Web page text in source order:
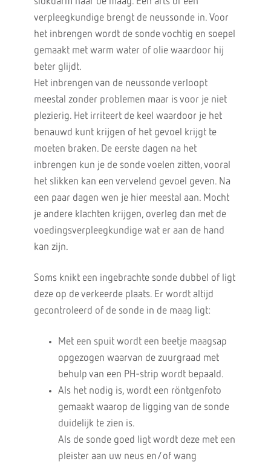
verpleegkundige brengt de neussonde in. Voor
het inbrengen wordt de sonde vochtig en soepel
gemaakt met warm water of olie waardoor hij
beter glijdt.
Het inbrengen van de neussonde verloopt
meestal zonder problemen maar is voor je niet
plezierig. Het irriteert de keel waardoor je het
benauwd kunt krijgen of het gevoel krijgt te
moeten braken. De eerste dagen na het
inbrengen kun je de sonde voelen zitten, vooral
het slikken kan een vervelend gevoel geven. Na
een paar dagen wen je hier meestal aan. Mocht
je andere klachten krijgen, overleg dan met de
voedingsverpleegkundige wat er aan de hand
kan zijn.
Soms knikt een ingebrachte sonde dubbel of ligt
deze op de verkeerde plaats. Er wordt altijd
gecontroleerd of de sonde in de maag ligt:
Met een spuit wordt een beetje maagsap
opgezogen waarvan de zuurgraad met
behulp van een PH-strip wordt bepaald.
Als het nodig is, wordt een röntgenfoto
gemaakt waarop de ligging van de sonde
duidelijk te zien is.
Als de sonde goed ligt wordt deze met een
pleister aan uw neus en/of wang